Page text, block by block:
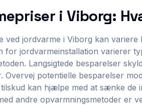
i Viborg:
ved jordvarme i Viborg kan
for jordvarmeinstallation varierer
Langsigtede besparelser
Overvej potentielle besparelser
kan hjælpe med at sænke de
andre opvarmningsmetoder er